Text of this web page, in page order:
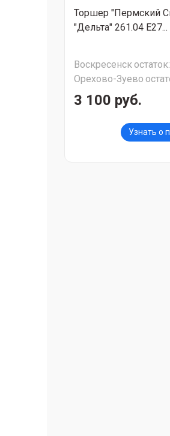
Торшер "Пермский
"Дельта" 261.04 Е27...
Воскресенскостаток:
Орехово-Зуево
3 100 руб.
Узнать о